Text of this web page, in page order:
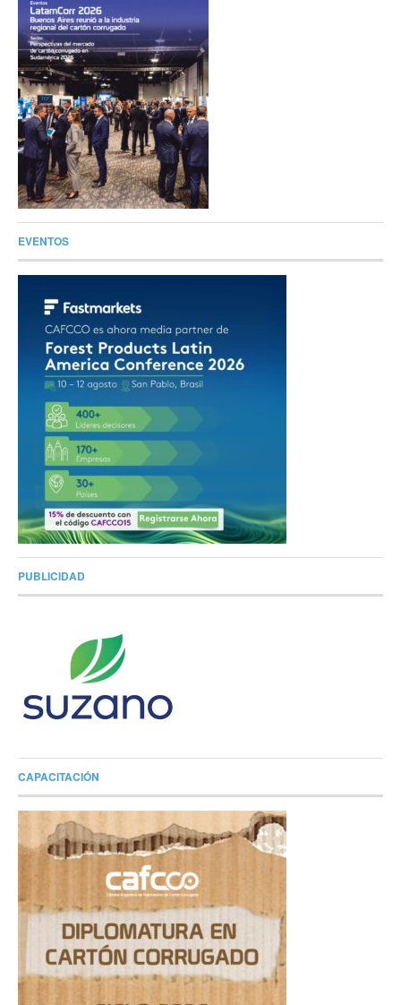
EVENTOS
PUBLICIDAD
CAPACITACIÓN